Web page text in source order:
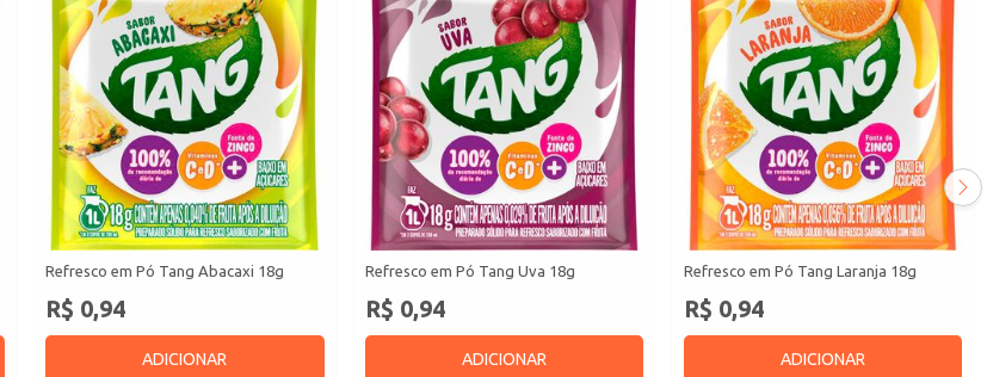
Refresco em Pó Tang Abacaxi 18g
R$ 0,94
ADICIONAR
Refresco em Pó Tang Uva 18g
R$ 0,94
ADICIONAR
Refresco em Pó Tang Laranja 18g
R$ 0,94
ADICIONAR